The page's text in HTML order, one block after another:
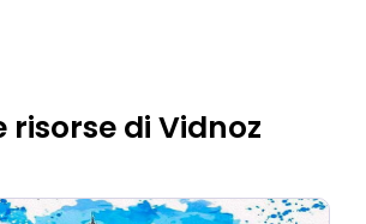
risorse di Vidnoz